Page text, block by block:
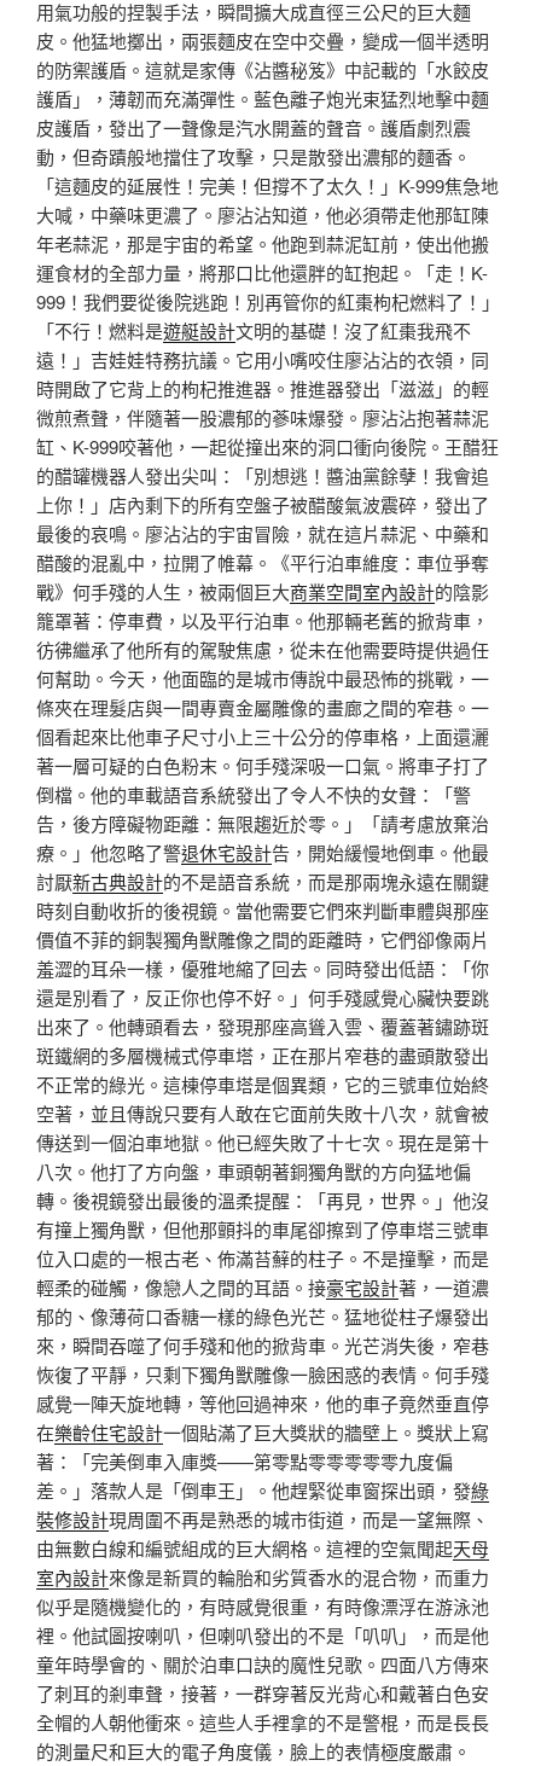
用氣功般的捏製手法，瞬間擴大成直徑三公尺的巨大麵
皮。他猛地擲出，兩張麵皮在空中交疊，變成一個半透明
的防禦護盾。這就是家傳《沾醬秘笈》中記載的「水餃皮
護盾」，薄韌而充滿彈性。藍色離子炮光束猛烈地擊中麵
皮護盾，發出了一聲像是汽水開蓋的聲音。護盾劇烈震
動，但奇蹟般地擋住了攻擊，只是散發出濃郁的麵香。
「這麵皮的延展性！完美！但撐不了太久！」K-999焦急地
大喊，中藥味更濃了。廖沾沾知道，他必須帶走他那缸陳
年老蒜泥，那是宇宙的希望。他跑到蒜泥缸前，使出他搬
運食材的全部力量，將那口比他還胖的缸抱起。「走！K-
999！我們要從後院逃跑！別再管你的紅棗枸杞燃料了！」
「不行！燃料是遊艇設計文明的基礎！沒了紅棗我飛不
遠！」吉娃娃特務抗議。它用小嘴咬住廖沾沾的衣領，同
時開啟了它背上的枸杞推進器。推進器發出「滋滋」的輕
微煎煮聲，伴隨著一股濃郁的蔘味爆發。廖沾沾抱著蒜泥
缸、K-999咬著他，一起從撞出來的洞口衝向後院。王醋狂
的醋罐機器人發出尖叫：「別想逃！醬油黨餘孽！我會追
上你！」店內剩下的所有空盤子被醋酸氣波震碎，發出了
最後的哀鳴。廖沾沾的宇宙冒險，就在這片蒜泥、中藥和
醋酸的混亂中，拉開了帷幕。《平行泊車維度：車位爭奪
戰》何手殘的人生，被兩個巨大商業空間室內設計的陰影
籠罩著：停車費，以及平行泊車。他那輛老舊的掀背車，
彷彿繼承了他所有的駕駛焦慮，從未在他需要時提供過任
何幫助。今天，他面臨的是城市傳說中最恐怖的挑戰，一
條夾在理髮店與一間專賣金屬雕像的畫廊之間的窄巷。一
個看起來比他車子尺寸小上三十公分的停車格，上面還灑
著一層可疑的白色粉末。何手殘深吸一口氣。將車子打了
倒檔。他的車載語音系統發出了令人不快的女聲：「警
告，後方障礙物距離：無限趨近於零。」「請考慮放棄治
療。」他忽略了警退休宅設計告，開始緩慢地倒車。他最
討厭新古典設計的不是語音系統，而是那兩塊永遠在關鍵
時刻自動收折的後視鏡。當他需要它們來判斷車體與那座
價值不菲的銅製獨角獸雕像之間的距離時，它們卻像兩片
羞澀的耳朵一樣，優雅地縮了回去。同時發出低語：「你
還是別看了，反正你也停不好。」何手殘感覺心臟快要跳
出來了。他轉頭看去，發現那座高聳入雲、覆蓋著鏽跡斑
斑鐵網的多層機械式停車塔，正在那片窄巷的盡頭散發出
不正常的綠光。這棟停車塔是個異類，它的三號車位始終
空著，並且傳說只要有人敢在它面前失敗十八次，就會被
傳送到一個泊車地獄。他已經失敗了十七次。現在是第十
八次。他打了方向盤，車頭朝著銅獨角獸的方向猛地偏
轉。後視鏡發出最後的溫柔提醒：「再見，世界。」他沒
有撞上獨角獸，但他那顫抖的車尾卻擦到了停車塔三號車
位入口處的一根古老、佈滿苔蘚的柱子。不是撞擊，而是
輕柔的碰觸，像戀人之間的耳語。接豪宅設計著，一道濃
郁的、像薄荷口香糖一樣的綠色光芒。猛地從柱子爆發出
來，瞬間吞噬了何手殘和他的掀背車。光芒消失後，窄巷
恢復了平靜，只剩下獨角獸雕像一臉困惑的表情。何手殘
感覺一陣天旋地轉，等他回過神來，他的車子竟然垂直停
在樂齡住宅設計一個貼滿了巨大獎狀的牆壁上。獎狀上寫
著：「完美倒車入庫獎——第零點零零零零零九度偏
差。」落款人是「倒車王」。他趕緊從車窗探出頭，發綠
裝修設計現周圍不再是熟悉的城市街道，而是一望無際、
由無數白線和編號組成的巨大網格。這裡的空氣聞起天母
室內設計來像是新買的輪胎和劣質香水的混合物，而重力
似乎是隨機變化的，有時感覺很重，有時像漂浮在游泳池
裡。他試圖按喇叭，但喇叭發出的不是「叭叭」，而是他
童年時學會的、關於泊車口訣的魔性兒歌。四面八方傳來
了刺耳的剎車聲，接著，一群穿著反光背心和戴著白色安
全帽的人朝他衝來。這些人手裡拿的不是警棍，而是長長
的測量尺和巨大的電子角度儀，臉上的表情極度嚴肅。